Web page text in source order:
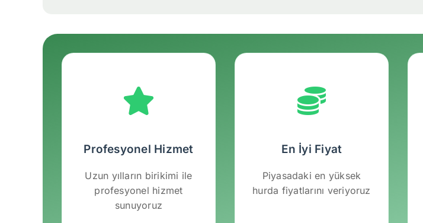
Profesyonel Hizmet
Uzun yılların birikimi ile
profesyonel hizmet
sunuyoruz
En İyi Fiyat
Piyasadaki en yüksek
hurda fiyatlarını veriyoruz